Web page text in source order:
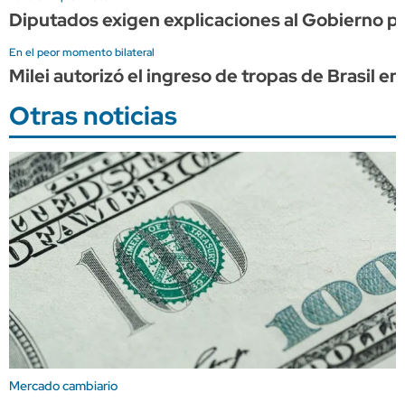
Diputados exigen explicaciones al Gobierno
En el peor momento bilateral
Milei autorizó el ingreso de tropas de Brasil
Otras noticias
Mercado cambiario